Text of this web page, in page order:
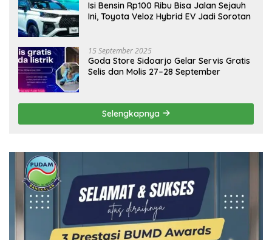
Isi Bensin Rp100 Ribu Bisa Jalan Sejauh
Ini, Toyota Veloz Hybrid EV Jadi Sorotan
15 September 2025
Goda Store Sidoarjo Gelar Servis Gratis
Selis dan Molis 27–28 September
Selengkapnya